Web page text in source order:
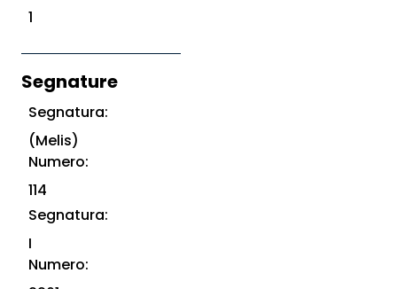
1
Segnature
Segnatura:
(Melis)
Numero:
114
Segnatura:
I
Numero: